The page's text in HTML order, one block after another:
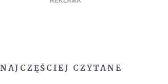
NAJCZĘŚCIEJ CZYTANE